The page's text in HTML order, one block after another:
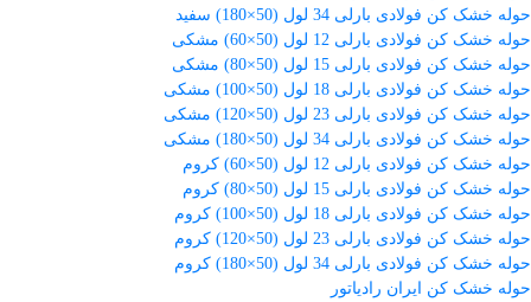
حوله خشک کن فولادی بارلی 34 لول (50×180) سفید
حوله خشک کن فولادی بارلی 12 لول (50×60) مشکی
حوله خشک کن فولادی بارلی 15 لول (50×80) مشکی
حوله خشک کن فولادی بارلی 18 لول (50×100) مشکی
حوله خشک کن فولادی بارلی 23 لول (50×120) مشکی
حوله خشک کن فولادی بارلی 34 لول (50×180) مشکی
حوله خشک کن فولادی بارلی 12 لول (50×60) کروم
حوله خشک کن فولادی بارلی 15 لول (50×80) کروم
حوله خشک کن فولادی بارلی 18 لول (50×100) کروم
حوله خشک کن فولادی بارلی 23 لول (50×120) کروم
حوله خشک کن فولادی بارلی 34 لول (50×180) کروم
حوله خشک کن ایران رادیاتور